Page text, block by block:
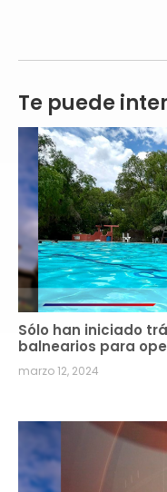
Te puede
Sólo han iniciado
balnearios para
marzo 12, 2024